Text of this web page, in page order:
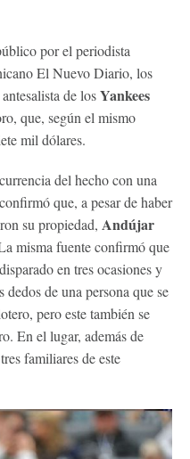
por el periodista
El Nuevo Diario, los
de losYankees
que, según el mismo
mil dólares.
del hecho con una
que, a pesar de haber
su propiedad, Andújar
misma fuente confirmó que
en tres ocasiones y
de una persona que se
pero este también se
En el lugar, además de
familiares de este